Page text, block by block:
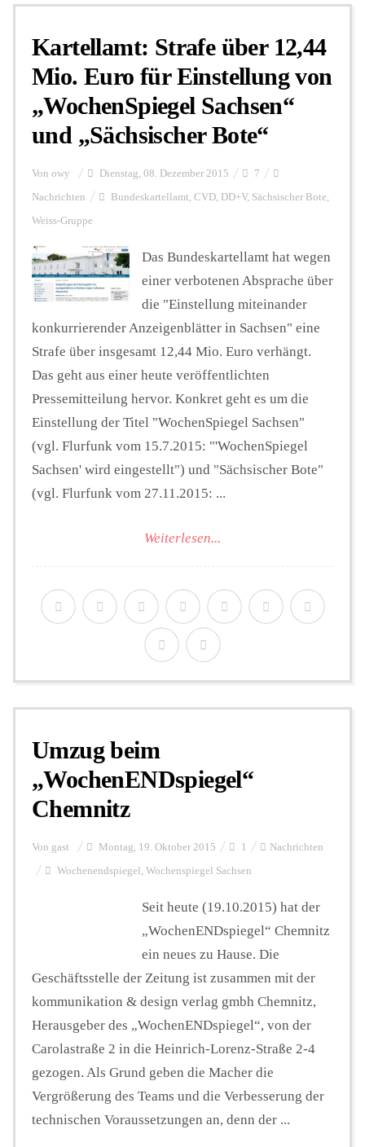
Personalien
Hintergrund
FUNKTURM-Beiträge
Seminare
Unterstützen
Kartellamt: Strafe über 12,44
Mio. Euro für Einstellung von
„WochenSpiegel Sachsen“
und „Sächsischer Bote“
Von owy Dienstag, 08. Dezember 2015 7
Nachrichten Bundeskartellamt, CVD, DD+V, Sächsischer Bote,
Weiss-Gruppe
Das Bundeskartellamt hat wegen
einer verbotenen Absprache über
die "Einstellung miteinander
konkurrierender Anzeigenblätter in Sachsen" eine
Strafe über insgesamt 12,44 Mio. Euro verhängt.
Das geht aus einer heute veröffentlichten
Pressemitteilung hervor. Konkret geht es um die
Einstellung der Titel "WochenSpiegel Sachsen"
(vgl. Flurfunk vom 15.7.2015: "'WochenSpiegel
Sachsen' wird eingestellt") und "Sächsischer Bote"
(vgl. Flurfunk vom 27.11.2015: ...
Weiterlesen...
Umzug beim
„WochenENDspiegel“
Chemnitz
Von gast Montag, 19. Oktober 2015 1 Nachrichten
Wochenendspiegel, Wochenspiegel Sachsen
Seit heute (19.10.2015) hat der
„WochenENDspiegel“ Chemnitz
ein neues zu Hause. Die
Geschäftsstelle der Zeitung ist zusammen mit der
kommunikation & design verlag gmbh Chemnitz,
Herausgeber des „WochenENDspiegel“, von der
Carolastraße 2 in die Heinrich-Lorenz-Straße 2-4
gezogen. Als Grund geben die Macher die
Vergrößerung des Teams und die Verbesserung der
technischen Voraussetzungen an, denn der ...